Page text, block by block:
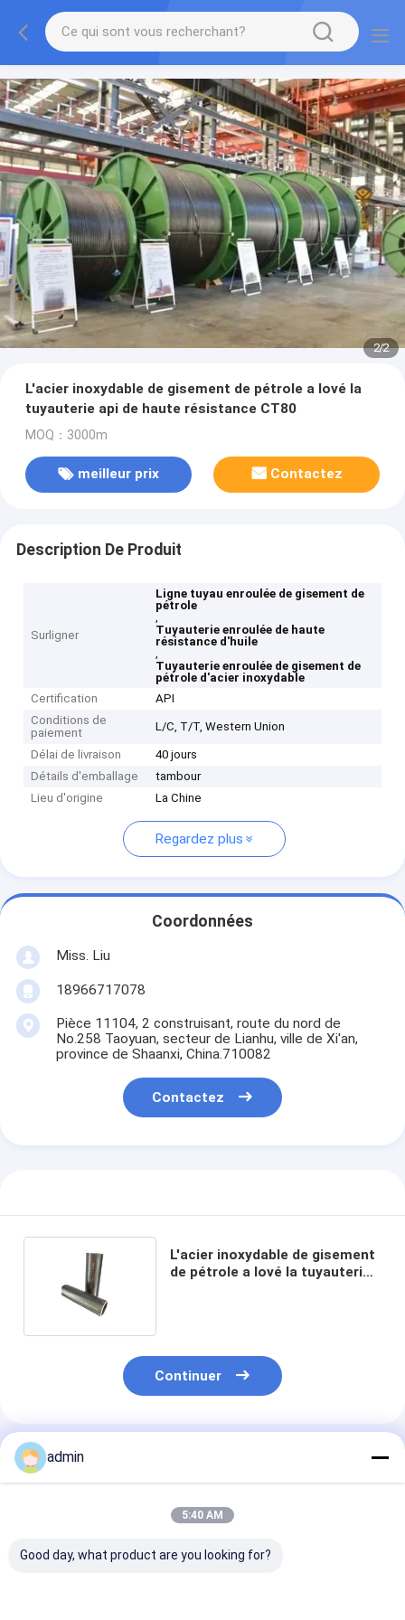
2/2
L'acier inoxydable de gisement de pétrole a lové la
tuyauterie api de haute résistance CT80
MOQ：3000m
meilleur prix Contactez
Description De Produit
Surligner
Ligne tuyau enroulée de gisement de
pétrole
,
Tuyauterie enroulée de haute
résistance d'huile
,
Tuyauterie enroulée de gisement de
pétrole d'acier inoxydable
Certification
API
Conditions de
paiement
L/C, T/T, Western Union
Délai de livraison
40 jours
Détails d'emballage
tambour
Lieu d'origine
La Chine
Regardez plus
Coordonnées
Miss. Liu
18966717078
Pièce 11104, 2 construisant, route du nord de
No.258 Taoyuan, secteur de Lianhu, ville de Xi'an,
province de Shaanxi, China.710082
Contactez
L'acier inoxydable de gisement
de pétrole a lové la tuyauterie
Continuer
Produits Recommandés
admin
5:40 AM
Good day, what product are you looking for?